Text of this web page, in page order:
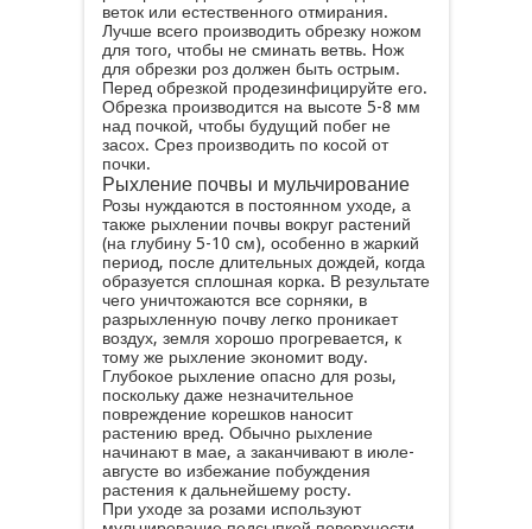
веток или естественного отмирания.
Лучше всего производить обрезку ножом
для того, чтобы не сминать ветвь. Нож
для обрезки роз должен быть острым.
Перед обрезкой продезинфицируйте его.
Обрезка производится на высоте 5-8 мм
над почкой, чтобы будущий побег не
засох. Срез производить по косой от
почки.
Рыхление почвы и мульчирование
Розы нуждаются в постоянном уходе, а
также рыхлении почвы вокруг растений
(на глубину 5-10 см), особенно в жаркий
период, после длительных дождей, когда
образуется сплошная корка. В результате
чего уничтожаются все сорняки, в
разрыхленную почву легко проникает
воздух, земля хорошо прогревается, к
тому же рыхление экономит воду.
Глубокое рыхление опасно для розы,
поскольку даже незначительное
повреждение корешков наносит
растению вред. Обычно рыхление
начинают в мае, а заканчивают в июле-
августе во избежание побуждения
растения к дальнейшему росту.
При уходе за розами используют